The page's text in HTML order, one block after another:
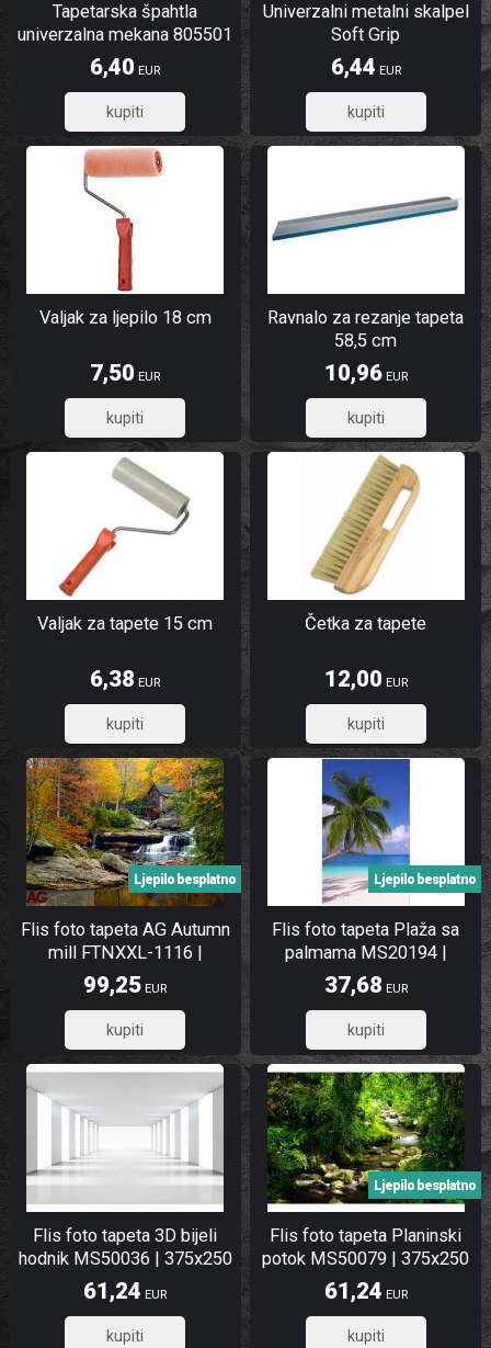
Tapetarska špahtla
univerzalna mekana 805501
6,40 EUR
5,12
Univerzalni metalni skalpel
Soft Grip
6,44 EUR
5,15
Valjak za ljepilo 18 cm
7,50 EUR
6,00
Ravnalo za rezanje tapeta
58,5 cm
10,96EUR
8,77
Valjak za tapete 15 cm
6,38 EUR
5,10
Četka za tapete
12,00 EUR
9,60
Flis foto tapeta AG Autumn
mill FTNXXL-1116 |
360x270 cm
Ljepilo besplatno
99,25 EUR
79,40
Flis foto tapeta Plaža sa
palmama MS20194 |
150x250 cm
Ljepilo besplatno
37,68 EUR
30,14
Flis foto tapeta 3D bijeli
hodnik MS50036 | 375x250
cm
61,24 EUR
48,99
Flis foto tapeta Planinski
potok MS50079 | 375x250
cm
Ljepilo besplatno
61,24 EUR
48,99